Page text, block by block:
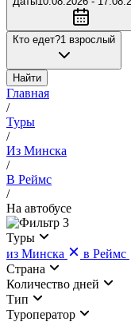
Кто едет?1 взрослый
Найти
Главная
/
Туры
/
Из Минска
/
В Реймс
/
На автобусе
3
Туры
из Минска
в Реймс
Страна
Количество дней
Тип
Туроператор